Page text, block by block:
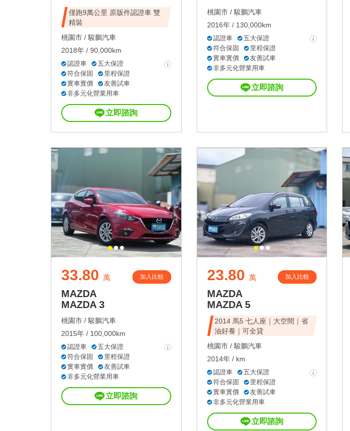
僅跑9萬公里 原版件認證車 雙
精裝
桃園市 / 駿鵬汽車
2018年 / 90,000km
認證車
五大保證
符合保固
里程保證
實車實價
友善試車
非多元化營業用車
立即諮詢
桃園市 / 駿鵬汽車
2016年 / 130,000km
認證車
五大保證
符合保固
里程保證
實車實價
友善試車
非多元化營業用車
立即諮詢
33.80 萬 加入比較
MAZDA
MAZDA 3
桃園市 / 駿鵬汽車
2015年 / 100,000km
認證車
五大保證
符合保固
里程保證
實車實價
友善試車
非多元化營業用車
立即諮詢
23.80 萬 加入比較
MAZDA
MAZDA 5
2014 馬5 七人座｜大空間｜省
油好養｜可全貸
桃園市 / 駿鵬汽車
2014年 / km
認證車
五大保證
符合保固
里程保證
實車實價
友善試車
非多元化營業用車
立即諮詢